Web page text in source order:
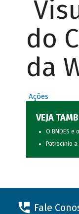
do
da
Ações
VEJA
O BNDES e
Patrocínio
Fale